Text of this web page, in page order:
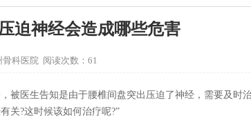
迫神经会造成哪些危害
骨科医院 阅读次数：61
被医生告知是由于腰椎间盘突出压迫了神经，需要及时
关?这时候该如何治疗呢?”